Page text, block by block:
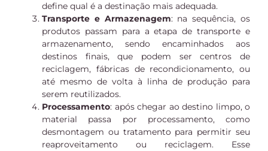
define qual é a destinação mais adequada.
Transporte e Armazenagem: na sequência, os
produtos passam para a etapa de transporte e
armazenamento, sendo encaminhados aos
destinos finais, que podem ser centros de
reciclagem, fábricas de recondicionamento, ou
até mesmo de volta à linha de produção para
serem reutilizados.
Processamento: após chegar ao destino limpo, o
material passa por processamento, como
desmontagem ou tratamento para permitir seu
reaproveitamento ou reciclagem. Esse